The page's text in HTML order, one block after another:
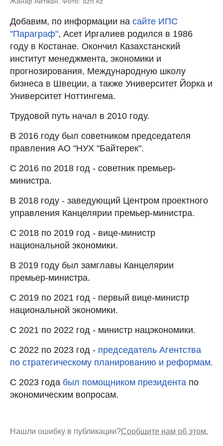
Добавим, по информации на сайте ИПС
"Параграф", Асет Иргалиев родился в 1986
году в Костанае. Окончил Казахстанский
институт менеджмента, экономики и
прогнозирования, Международную школу
бизнеса в Швеции, а также Университет Йорка и
Университет Ноттингема.
Трудовой путь начал в 2010 году.
В 2016 году был советником председателя
правления АО "НУХ "Байтерек".
С 2016 по 2018 год - советник премьер-
министра.
В 2018 году - заведующий Центром проектного
управления Канцелярии премьер-министра.
С 2018 по 2019 год - вице-министр
национальной экономики.
В 2019 году был замглавы Канцелярии
премьер-министра.
С 2019 по 2021 год - первый вице-министр
национальной экономики.
С 2021 по 2022 год - министр нацэкономики.
С 2022 по 2023 год - председатель Агентства
по стратегическому планированию и реформам.
С 2023 года был помощником президента по
экономическим вопросам.
Нашли ошибку в публикации?Сообщите нам об этом.